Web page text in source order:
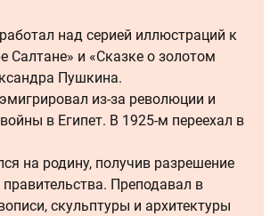
над серией иллюстраций к
Салтане» и «Сказке о золотом
Пушкина.
из-за революции и
в Египет. В 1925-м переехал в
на родину, получив разрешение
правительства. Преподавал в
скульптуры и архитектуры